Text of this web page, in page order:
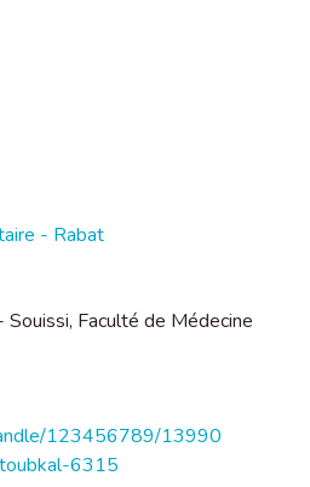
- Rabat
Faculté de Médecine
123456789/13990
6315